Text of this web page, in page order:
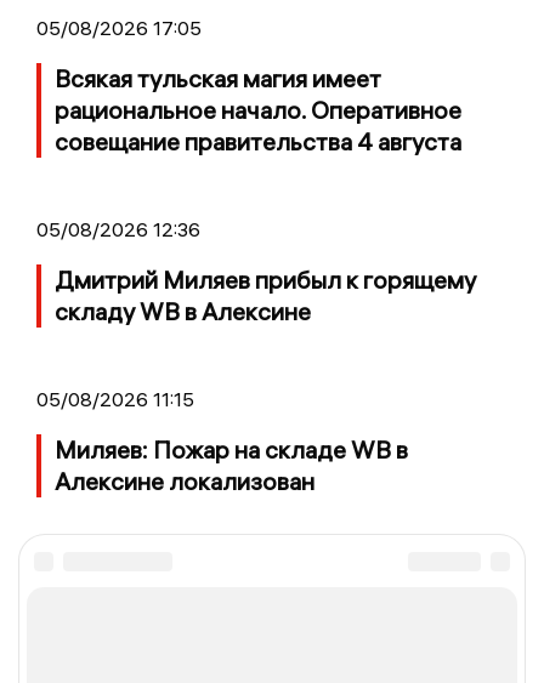
05/08/2026 17:05
Всякая тульская магия имеет
рациональное начало. Оперативное
совещание правительства 4 августа
05/08/2026 12:36
Дмитрий Миляев прибыл к горящему
складу WB в Алексине
05/08/2026 11:15
Миляев: Пожар на складе WB в
Алексине локализован